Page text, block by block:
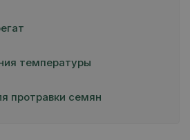
температуры
протравки семян